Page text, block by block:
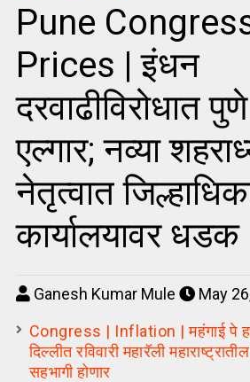
Pune
Prices | इंधन
दरवाढीविरोधात
एल्गार; नव्या
नेतृत्वात
कार्यालयावर धडक
Ganesh Kumar Mule
May
Congress | Inflation | महंगाई पे
दिल्लीत रविवारी महारॅली
सहभागी होणार